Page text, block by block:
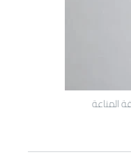
المناعة